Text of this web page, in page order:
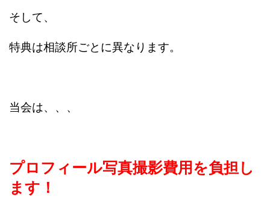
そして、
特典は相談所ごとに異なります。
当会は、、、
プロフィール写真撮影費用を負担し
ます！